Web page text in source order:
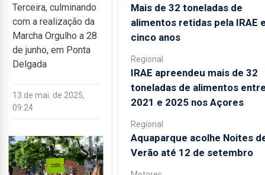
Terceira, culminando
com a realização da
Marcha Orgulho a 28
de junho, em Ponta
Delgada
13 de mai. de 2025,
09:24
Mais de 32 toneladas de
alimentos retidas pela IRAE
cinco anos
Regional
IRAE apreendeu mais de 32
toneladas de alimentos
2021 e 2025 nos Açores
Regional
Aquaparque acolhe Noites
Verão até 12 de setembro